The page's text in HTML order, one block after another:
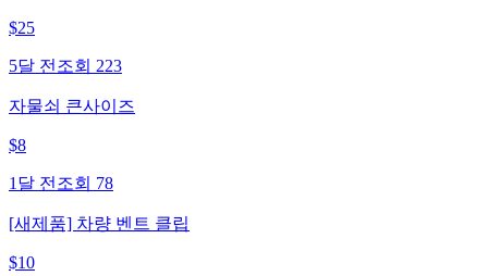
$25
5달 전 조회 223
자물쇠 큰사이즈
$8
1달 전 조회 78
[새제품] 차량 벤트 클립
$10